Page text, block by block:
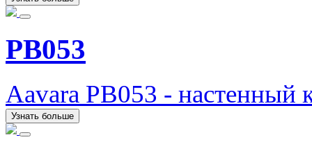
PB053
Aavara PB053 - настенный
Узнать больше